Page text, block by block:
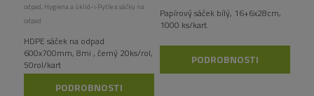
odpad Hygiena a úklid->Pytle a sáčky na
odpad
HDPE sáček na odpad
600x700mm, 8mi , černý 20ks/rol,
50rol/kart
PODROBNOSTI
Papírový sáček bílý, 16+6x28cm,
1000 ks/kart.
PODROBNOSTI